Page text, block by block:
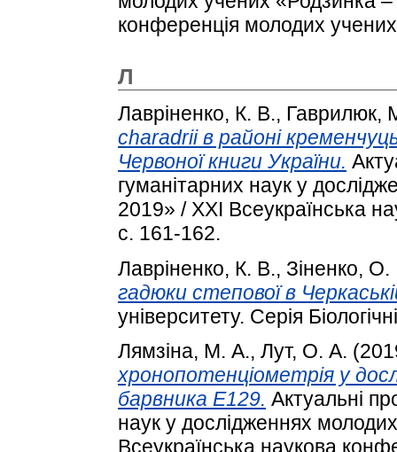
конференція молодих
Л
Лавріненко, К. В., Гаврилюк,
charadrii в районі
Червоної книги України.
гуманітарних наук у
2019» / XXІ Всеукраїнська
с. 161-162.
Лавріненко, К. В., Зіненко, О.
гадюки степової в
університету. Серія
Лямзіна, М. А., Лут, О. А.
хронопотенціометрія у
барвника Е129. Актуальні
наук у дослідженнях
Всеукраїнська наукова